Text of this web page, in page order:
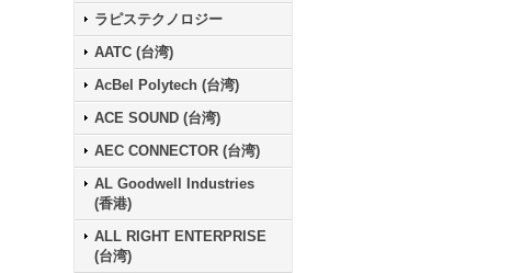
ラピステクノロジー
AATC (台湾)
AcBel Polytech (台湾)
ACE SOUND (台湾)
AEC CONNECTOR (台湾)
AL Goodwell Industries
(香港)
ALL RIGHT ENTERPRISE
(台湾)